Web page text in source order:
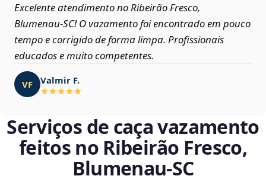
Excelente atendimento no Ribeirão Fresco,
Blumenau‑SC! O vazamento foi encontrado em pouco
tempo e corrigido de forma limpa. Profissionais
educados e muito competentes.
VF Valmir F.
Serviços de caça vazamento
feitos no Ribeirão Fresco,
Blumenau‑SC